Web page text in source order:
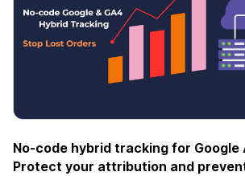
No-code hybrid tracking for Google
Protect your attribution and